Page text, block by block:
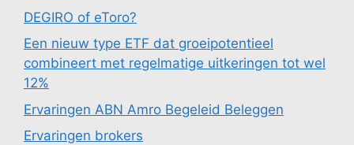
DEGIRO of eToro?
Een nieuw type ETF dat groeipotentieel
combineert met regelmatige uitkeringen tot wel
12%
Ervaringen ABN Amro Begeleid Beleggen
Ervaringen brokers